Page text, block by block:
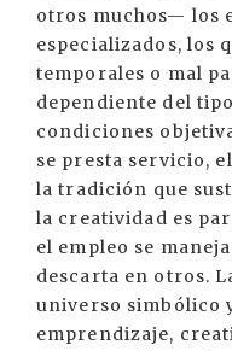
otros muchos— los
especializados, los
temporales o mal
dependiente del
condiciones
se presta servicio,
la tradición que
la creatividad es
el empleo se
descarta en otros.
universo simbólico
emprendizaje,